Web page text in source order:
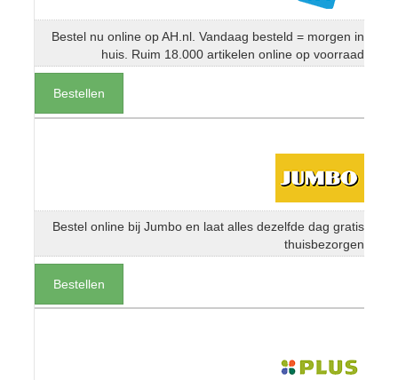
Bestel nu online op AH.nl. Vandaag besteld = morgen in
huis. Ruim 18.000 artikelen online op voorraad
Bestellen
Bestel online bij Jumbo en laat alles dezelfde dag gratis
thuisbezorgen
Bestellen